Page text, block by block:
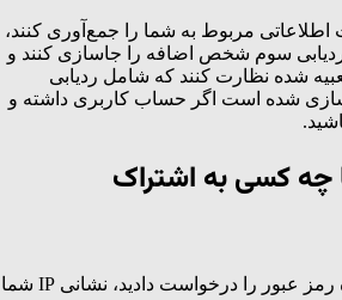
مربوط به شما را جمع‌آوری کنند،
ردیابی سوم شخص اضافه را جاسازی کنند و
شده نظارت کنند که شامل ردیابی
شده است اگر حساب کاربری داشته و
چه کسی به اشتراک
اگر شما یک تنظیم دوباره رمز عبور را درخواست دادید، نشانی IP شما